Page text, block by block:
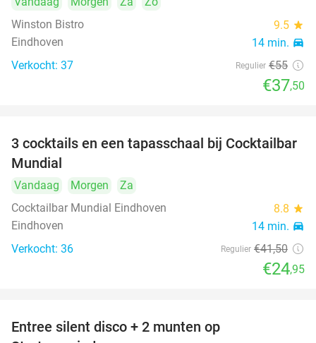
Winston Bistro
9.5 star
Eindhoven 14 min. directions_car
Verkocht: 37 Regulier €55
€37,50
40%
3 cocktails en een tapasschaal bij Cocktailbar
Mundial
Vandaag Morgen
Za
Cocktailbar Mundial Eindhoven
8.8 star
Eindhoven 14 min. directions_car
Verkocht: 36 Regulier €41,50
€24,95
Entree silent disco + 2 munten op